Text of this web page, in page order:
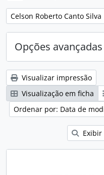
Remover filtro:
Celson Roberto Canto Silva
Opções
Visualizar impressão
Visualização em ficha
Ordenar por: Data de